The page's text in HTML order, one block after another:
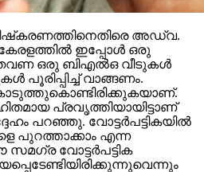
അഡ്വ.
ഇപ്പോള്‍ ഒരു
ഒരു ബിഎല്‍ഒ വീടുകള്‍
പൂരിപ്പിച്ച് വാങ്ങണം.
പ്രവൃത്തിയായിട്ടാണ്
പറഞ്ഞു. വോട്ടര്‍പട്ടികയില്‍
പുറത്താക്കാം എന്ന
വോട്ടര്‍പട്ടിക